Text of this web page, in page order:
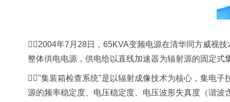
2004年7月28日，65KVA变频电源在清华同方威视
整体供电电源，供电给以直线加速器为辐射源的固定式
"集装箱检查系统"是以辐射成像技术为核心，集电
源的频率稳定度、电压稳定度、电压波形失真度（谐